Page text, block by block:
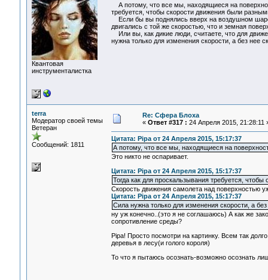
Квантовая
инструменталистка
А потому, что все мы, находящиеся на
требуется, чтобы скорости движения были
Если бы вы поднялись вверх на воздушном
двигались с той же скоростью, что и земная
Или вы, как дикие люди, считаете, что для
нужна только для изменения скорости, а без нее
terra
Модератор своей темы
Ветеран
Сообщений: 1811
Re: Сфера Блоха
« Ответ #317 : 24 Апреля 2015, 21:28:11
Цитата: Pipa от 24 Апреля 2015, 15:17:37
А потому, что все мы, находящиеся на
Это никто не оспаривает.
Цитата: Pipa от 24 Апреля 2015, 15:17:37
Тогда как для проскальзывания требуется,
Скорость движения самолета над поверхностью
Цитата: Pipa от 24 Апреля 2015, 15:17:37
Сила нужна только для изменения скорости, а
ну уж конечно..(это я не соглашаюсь) А как же
сопротивление среды?
Pipa! Просто посмотри на картинку. Всем так
деревья в лесу(и голого короля)
То что я пытаюсь осознать-возможно осознать